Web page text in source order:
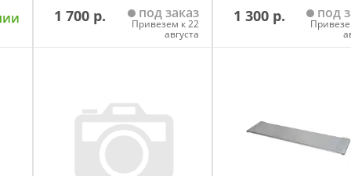
1 700 р. под заказ
Привезем к 22
августа
1 300 р. под